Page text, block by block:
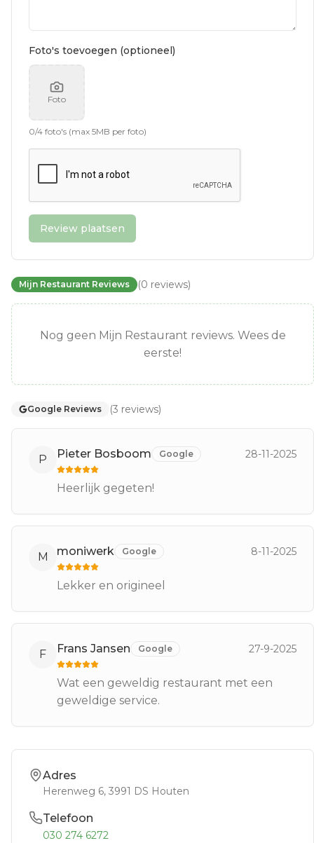
Foto's toevoegen (optioneel)
Foto
0/4 foto's (max 5MB per foto)
Review plaatsen
Mijn Restaurant Reviews (0 reviews)
Nog geen Mijn Restaurant reviews. Wees de
eerste!
Google Reviews (3 reviews)
P Pieter Bosboom Google 28-11-2025
Heerlijk gegeten!
M moniwerk Google 8-11-2025
Lekker en origineel
F Frans Jansen Google 27-9-2025
Wat een geweldig restaurant met een
geweldige service.
Adres
Herenweg 6, 3991 DS Houten
Telefoon
030 274 6272